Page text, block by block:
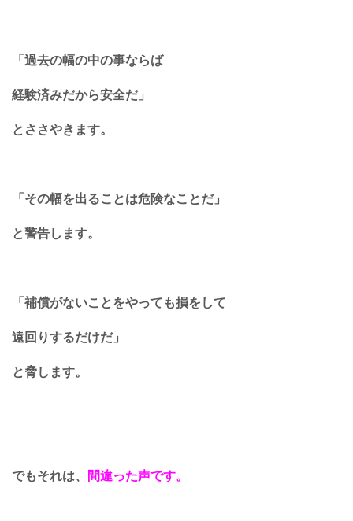
「過去の幅の中の事ならば
経験済みだから安全だ」
とささやきます。
「その幅を出ることは危険なことだ」
と警告します。
「補償がないことをやっても損をして
遠回りするだけだ」
と脅します。
でもそれは、 間違った声です。